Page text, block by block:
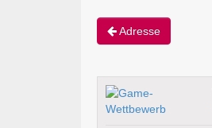
Adresse